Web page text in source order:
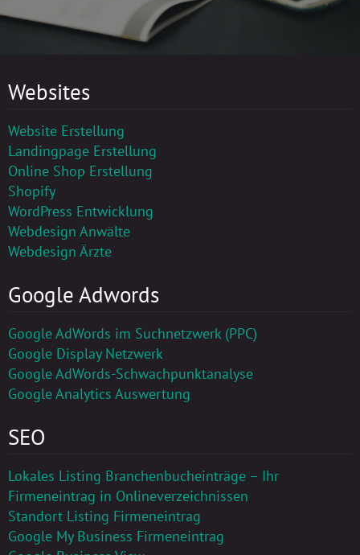
Websites
Website Erstellung
Landingpage Erstellung
Online Shop Erstellung
Shopify
WordPress Entwicklung
Webdesign Anwälte
Webdesign Ärzte
Google Adwords
Google AdWords im Suchnetzwerk (PPC)
Google Display Netzwerk
Google AdWords-Schwachpunktanalyse
Google Analytics Auswertung
SEO
Lokales Listing Branchenbucheinträge – Ihr
Firmeneintrag in Onlineverzeichnissen
Standort Listing Firmeneintrag
Google My Business Firmeneintrag